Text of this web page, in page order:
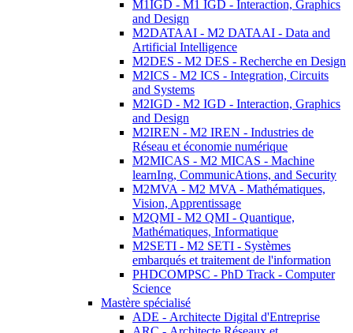
M1IGD - M1 IGD - Interaction, Graphics
and Design
M2DATAAI - M2 DATAAI - Data and
Artificial Intelligence
M2DES - M2 DES - Recherche en Design
M2ICS - M2 ICS - Integration, Circuits
and Systems
M2IGD - M2 IGD - Interaction, Graphics
and Design
M2IREN - M2 IREN - Industries de
Réseau et économie numérique
M2MICAS - M2 MICAS - Machine
learnIng, CommunicAtions, and Security
M2MVA - M2 MVA - Mathématiques,
Vision, Apprentissage
M2QMI - M2 QMI - Quantique,
Mathématiques, Informatique
M2SETI - M2 SETI - Systèmes
embarqués et traitement de l'information
PHDCOMPSC - PhD Track - Computer
Science
Mastère spécialisé
ADE - Architecte Digital d'Entreprise